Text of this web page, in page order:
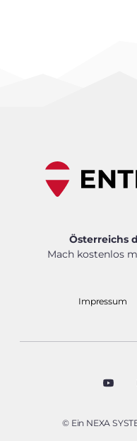
Österreichs
Mach kostenlos
Impressum
© Ein NEXA